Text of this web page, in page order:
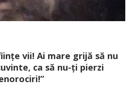
vii! Ai mare grijă să nu
ca să nu-ţi pierzi